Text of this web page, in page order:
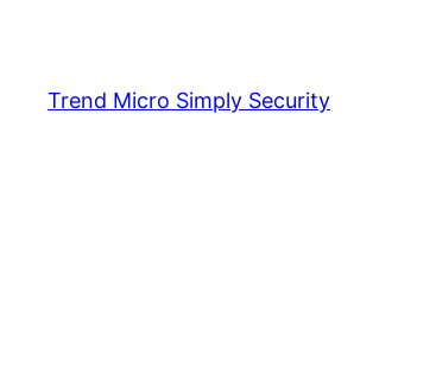
content
Trend Micro Simply Security